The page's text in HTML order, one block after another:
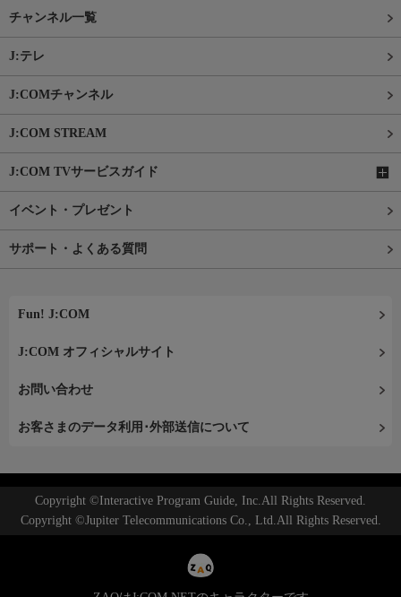
チャンネル一覧
J:テレ
J:COMチャンネル
J:COM STREAM
J:COM TVサービスガイド
イベント・プレゼント
サポート・よくある質問
Fun! J:COM
J:COM オフィシャルサイト
お問い合わせ
お客さまのデータ利用･外部送信について
Copyright ©Interactive Program Guide, Inc.All Rights Reserved.
Copyright ©Jupiter Telecommunications Co., Ltd.All Rights Reserved.